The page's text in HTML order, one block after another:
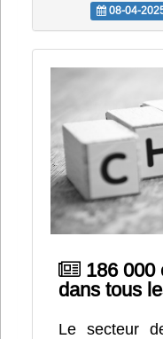
08-04-
186 000
dans tous
Le secteur